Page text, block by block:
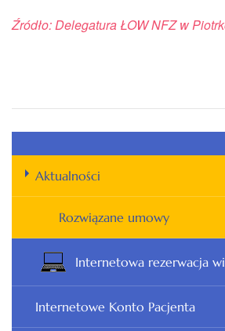
Źródło: Delegatura ŁOW NFZ w
Aktualności
Rozwiązane umowy
Internetowa rezerwacja
Internetowe Konto Pacjenta